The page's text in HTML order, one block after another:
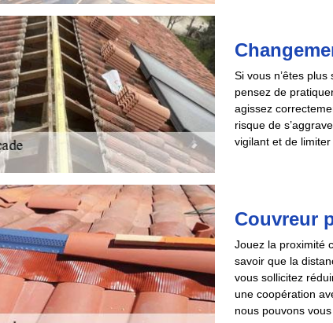
Si vous n’êtes
pensez de
agissez
risque de
vigilant et de limiter
Couvreur
Jouez la proximité
savoir que la
vous sollicitez
une coopération
nous pouvons